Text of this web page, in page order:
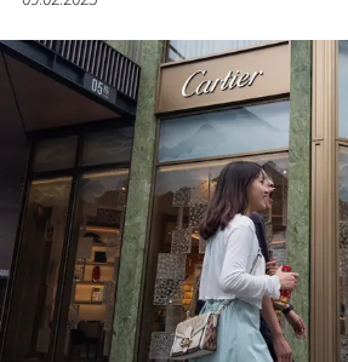
這股手袋吊飾能風靡全球？